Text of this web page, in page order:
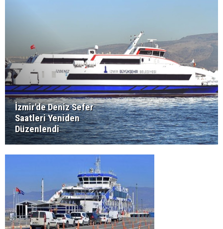
İzmir'de Deniz Sefer
Saatleri Yeniden
Düzenlendi